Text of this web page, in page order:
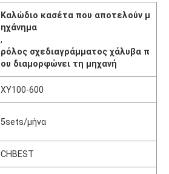
Καλώδιο κασέτα που αποτελούν μ
ηχάνημα
,
ρόλος σχεδιαγράμματος χάλυβα π
ου διαμορφώνει τη μηχανή
XY100-600
5sets/μήνα
CHBEST